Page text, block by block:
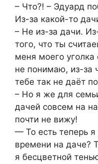
– Что?! – Эдуард
Из-за какой-то
– Не из-за дачи.
того, что ты
меня моего
не понимаю, из-за
тебе так не даёт
– Но я же для
дачей совсем на
почти не вижу!
— То есть теперь
времени на даче?
я бесцветной